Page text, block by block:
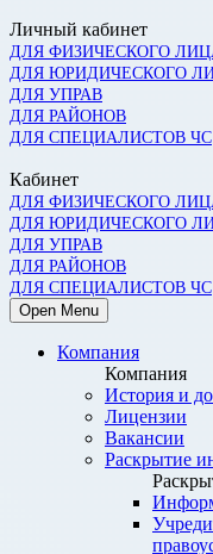
Личный кабинет
ДЛЯ ФИЗИЧЕСКОГО
ДЛЯ ЮРИДИЧЕСКОГО
ДЛЯ УПРАВ
ДЛЯ РАЙОНОВ
ДЛЯ СПЕЦИАЛИСТОВ ЧС
Кабинет
ДЛЯ ФИЗИЧЕСКОГО
ДЛЯ ЮРИДИЧЕСКОГО
ДЛЯ УПРАВ
ДЛЯ РАЙОНОВ
ДЛЯ СПЕЦИАЛИСТОВ ЧС
Open Menu
Компания
Компания
История и
Лицензии
Вакансии
Раскрытие